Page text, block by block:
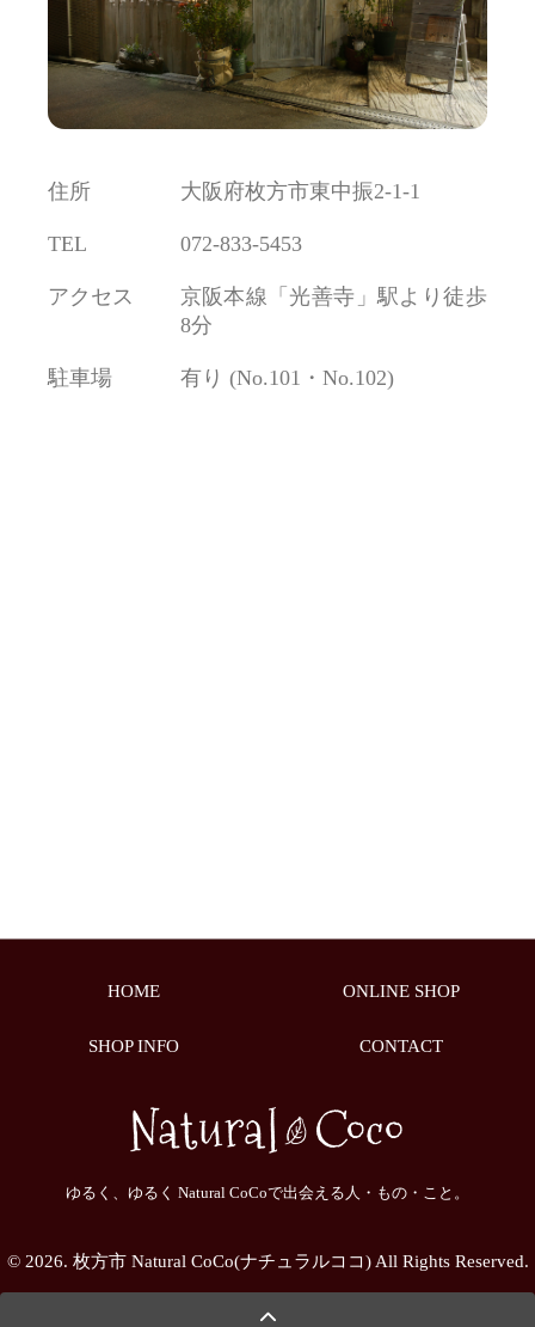
住所 大阪府枚方市東中振2-1-1
TEL 072-833-5453
アクセス
京阪本線「光善寺」駅より徒歩
8分
駐車場 有り (No.101・No.102)
HOME ONLINE SHOP
SHOP INFO CONTACT
ゆるく、ゆるく Natural CoCoで出会える人・もの・こと。
© 2026. 枚方市 Natural CoCo(ナチュラルココ) All Rights Reserved.